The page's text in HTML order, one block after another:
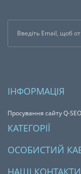
ІНФОРМАЦІЯ
Просування сайту Q-SEO
КАТЕГОРІЇ
ОСОБИСТИЙ
НАШІ КОНТАКТИ